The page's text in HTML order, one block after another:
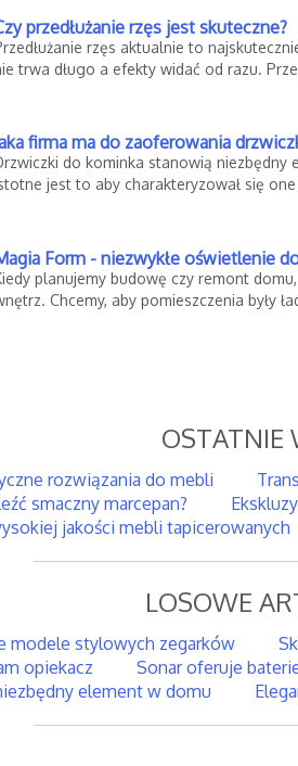
przedłużanie rzęs jest skuteczne?
rzęs aktualnie to
trwa długo a efekty widać od razu.
firma ma do zaoferowania
do kominka stanowią
jest to aby charakteryzował się
Form - niezwykłe oświetlenie
planujemy budowę czy remont
Chcemy, aby pomieszczenia były
OSTATNIE
rozwiązania do mebli
smaczny marcepan?
jakości mebli tapicerowanych
LOSOWE
modele stylowych zegarków
opiekacz
Sonar oferuje
element w domu